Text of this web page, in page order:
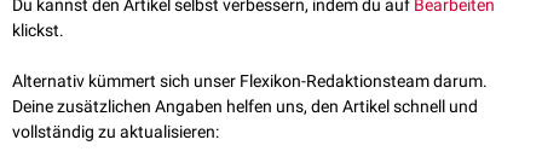
Du kannst den Artikel selbst verbessern, indem du auf Bearbeiten
klickst.
Alternativ kümmert sich unser Flexikon-Redaktionsteam darum.
Deine zusätzlichen Angaben helfen uns, den Artikel schnell und
vollständig zu aktualisieren: